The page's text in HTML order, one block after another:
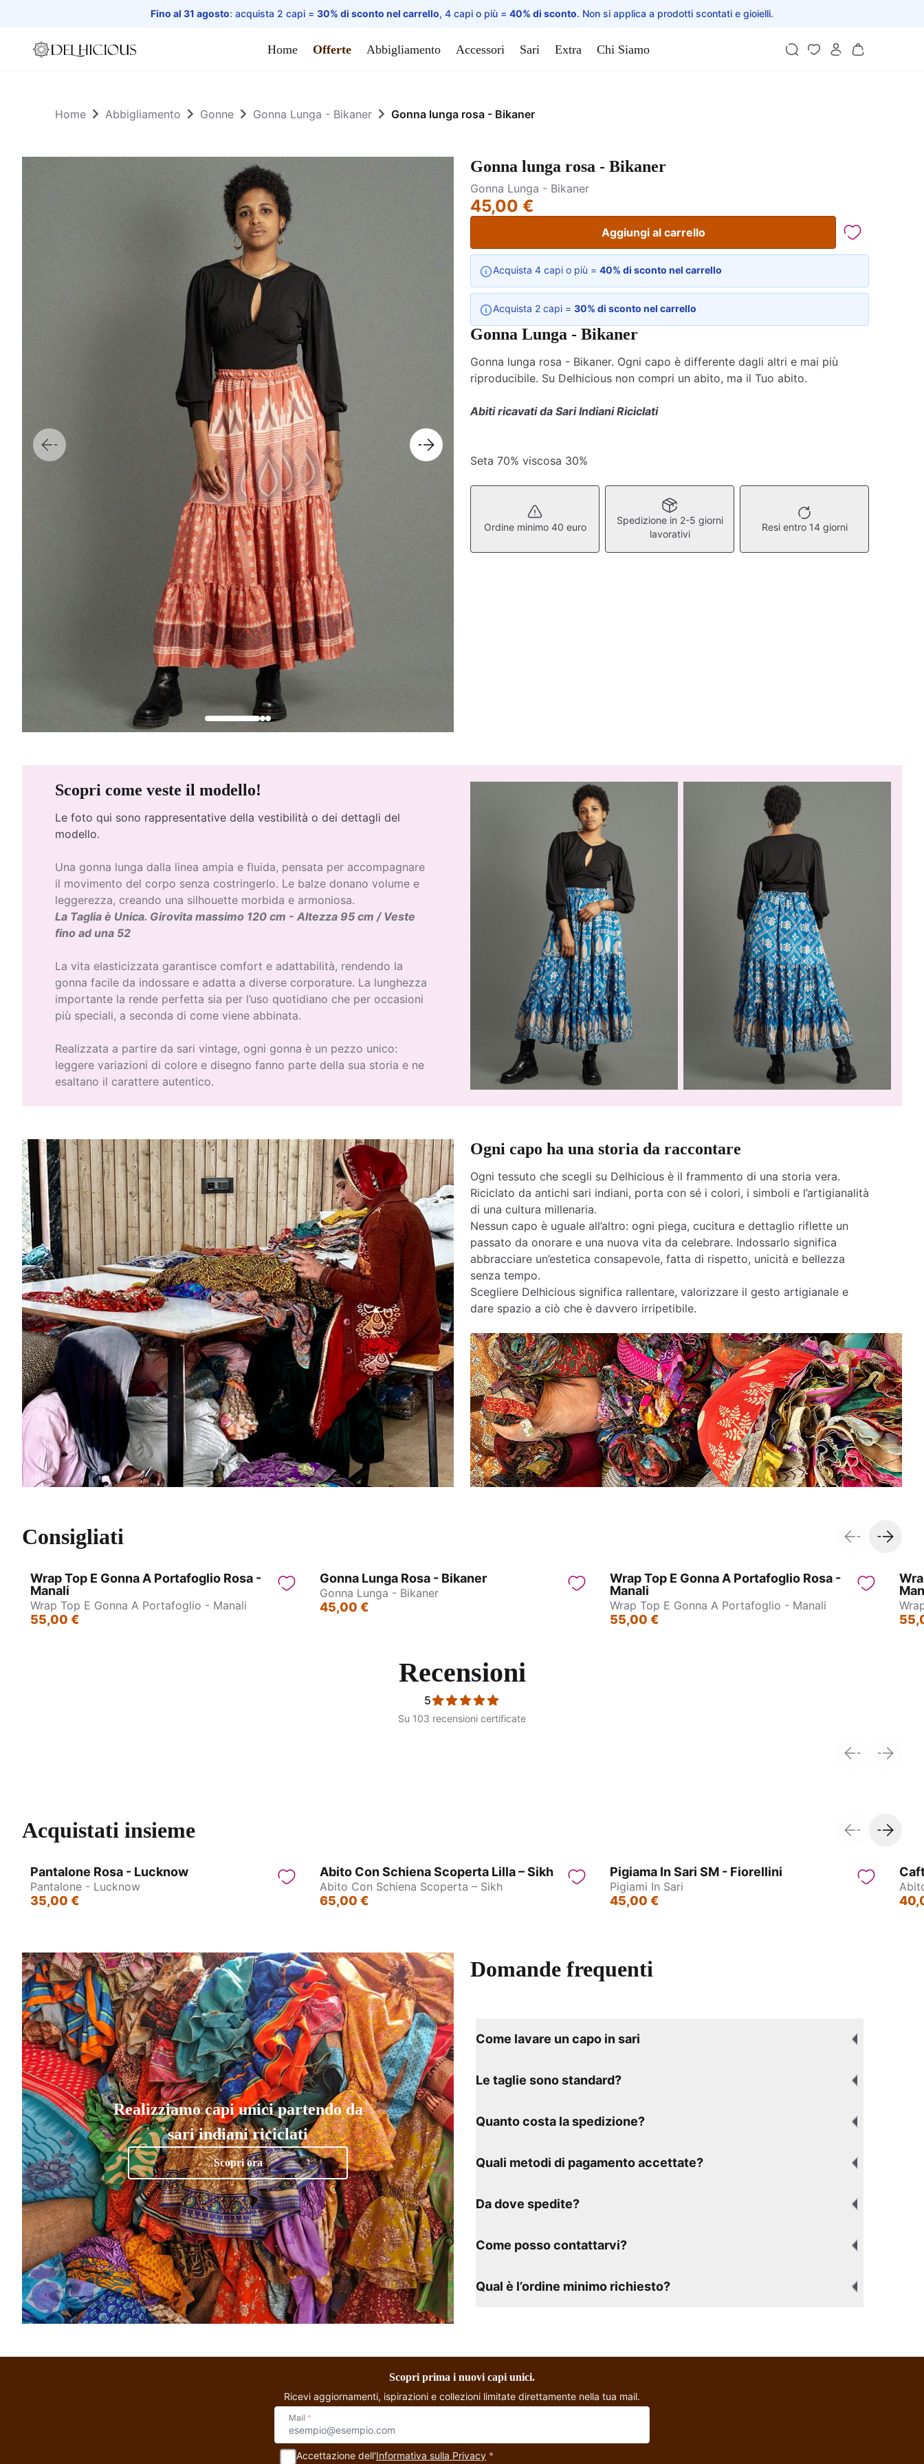
Fino al 31 agosto: acquista 2 capi = 30% di sconto nel carrello, 4 capi o più = 40% di sconto. Non si applica a prodotti scontati e gioielli.
Home
Home Offerte Abbigliamento Accessori Sari Extra Chi Siamo
Home Abbigliamento Gonne Gonna Lunga - Bikaner Gonna lunga rosa - Bikaner
Gonna lunga rosa - Bikaner
Gonna Lunga - Bikaner
45,00 €
Aggiungi al carrello
Acquista 4 capi o più = 40% di sconto nel carrello
Acquista 2 capi = 30% di sconto nel carrello
Gonna Lunga - Bikaner
Gonna lunga rosa - Bikaner. Ogni capo è differente dagli altri e mai più
riproducibile. Su Delhicious non compri un abito, ma il Tuo abito.
Abiti ricavati da Sari Indiani Riciclati
Seta 70% viscosa 30%
Ordine minimo 40 euro
Spedizione in 2-5 giorni
lavorativi
Resi entro 14 giorni
Scopri come veste il modello!
Le foto qui sono rappresentative della vestibilità o dei dettagli del
modello.
Una gonna lunga dalla linea ampia e fluida, pensata per accompagnare
il movimento del corpo senza costringerlo. Le balze donano volume e
leggerezza, creando una silhouette morbida e armoniosa.
La Taglia è Unica. Girovita massimo 120 cm - Altezza 95 cm / Veste
fino ad una 52
La vita elasticizzata garantisce comfort e adattabilità, rendendo la
gonna facile da indossare e adatta a diverse corporature. La lunghezza
importante la rende perfetta sia per l’uso quotidiano che per occasioni
più speciali, a seconda di come viene abbinata.
Realizzata a partire da sari vintage, ogni gonna è un pezzo unico:
leggere variazioni di colore e disegno fanno parte della sua storia e ne
esaltano il carattere autentico.
Ogni capo ha una storia da raccontare
Ogni tessuto che scegli su Delhicious è il frammento di una storia vera.
Riciclato da antichi sari indiani, porta con sé i colori, i simboli e l’artigianalità
di una cultura millenaria.
Nessun capo è uguale all’altro: ogni piega, cucitura e dettaglio riflette un
passato da onorare e una nuova vita da celebrare. Indossarlo significa
abbracciare un’estetica consapevole, fatta di rispetto, unicità e bellezza
senza tempo.
Scegliere Delhicious significa rallentare, valorizzare il gesto artigianale e
dare spazio a ciò che è davvero irripetibile.
Consigliati
Wrap Top E Gonna A Portafoglio Rosa -
Manali
Wrap Top E Gonna A Portafoglio - Manali
55,00 €
Gonna Lunga Rosa - Bikaner
Gonna Lunga - Bikaner
45,00 €
Wrap Top E Gonna A Portafoglio Rosa -
Manali
Wrap Top E Gonna A Portafoglio - Manali
55,00 €
Recensioni
5
Su 103 recensioni certificate
Acquistati insieme
Pantalone Rosa - Lucknow
Pantalone - Lucknow
35,00 €
Abito Con Schiena Scoperta Lilla – Sikh
Abito Con Schiena Scoperta – Sikh
65,00 €
Pigiama In Sari SM - Fiorellini
Pigiami In Sari
45,00 €
Realizziamo capi unici partendo da
sari indiani riciclati
Scopri ora
Domande frequenti
Come lavare un capo in sari
Le taglie sono standard?
Quanto costa la spedizione?
Quali metodi di pagamento accettate?
Da dove spedite?
Come posso contattarvi?
Qual è l’ordine minimo richiesto?
Scopri prima i nuovi capi unici.
Ricevi aggiornamenti, ispirazioni e collezioni limitate direttamente nella tua mail.
Mail *
Accettazione dell'Informativa sulla Privacy *